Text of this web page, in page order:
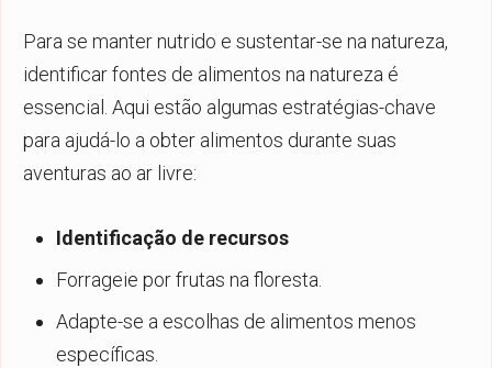
Para se manter nutrido e sustentar-se na natureza,
identificar fontes de alimentos na natureza é
essencial. Aqui estão algumas estratégias-chave
para ajudá-lo a obter alimentos durante suas
aventuras ao ar livre:
Identificação de recursos
Forrageie por frutas na floresta.
Adapte-se a escolhas de alimentos menos
específicas.